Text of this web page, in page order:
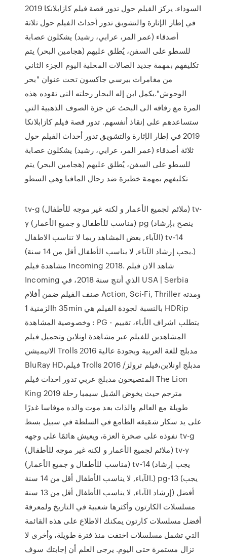
السوداء. يركز الفيلم حول تدور قصة فيلم كازابلانكا 2019
في إطار الإثارة والتشويق تدور أحداث الفيلم حول ثلاثة
أصدقاء (عمر المر، عرابي، رشيد) يشكلون عصابة
للسطو على السفن، يُطلق عليهم (هجامين البحر) يتم
تكليفهم بمهمة جديد الصالات المحلية اليوم الجزء الثاني
من مغامرات بيرسي جاكسون تحت عنوان "بحر
الوحوش".يكمل ابن إله البحار رحلته التي تقوده هذه
المرة مع رفاقه الى البحث عن جزة الصوف الذهبية التي
ستساعدهم على إنقاذ أنفسهم. تدور قصة فيلم كازابلانكا
2019 في إطار الإثارة والتشويق تدور أحداث الفيلم حول
ثلاثة أصدقاء (عمر المر، عرابي، رشيد) يشكلون عصابة
للسطو على السفن، يُطلق عليهم (هجامين البحر) يتم
تكليفهم بمهمة خطيرة ضد رجال المافيا وهي السطو
tv-g (ملائم لجميع الأعمار و لكنه غير موجه للأطفال) tv-
y (مناسب للأطفال و جميع الأعمار) pg (ينصح بإرشاد
الآباء, بعض المشاهد ربما لا تناسب الاطفال) tv-14
(يجب إرشاد الآباء, لا يناسب الأطفال أقل من 14 سنة.)
مشاهدة فيلم Incoming 2018. شاهد الان فيلم
Incoming الذي أنتج سنة 2018، في USA | Serbia
صنف الفيلم ضمن أفلام Action, Sci-Fi, Thriller ومدته
الزمنية 1h 35min بالنسبة لجودة الفيلم هي HDRip
وخصوصية المشاهدة : PG - يتطلب اشراف الأباء، تقييم
المشاهدين للفيلم عبر مشاهدة اونلاين وتحميل فيلم
الانيميشن Trolls 2016 مدبلج للغة العربية وبجودة عالية
BluRay HD،فيلم Trolls 2016 مدبلج اونلاين،فيلم ترولز/
المتصيحون مدبلج عربي تدور احداث فيلم The Lion
King 2019 مترجم حيث يخوض الشبل سيمبا رحلة
طويلة مع العالم والذات بعد موت والده موفاسا غدرًا
على يد سكار شقيقه الطامع في السلطة في سبيل بسط
نفوذه على صخرة العزة، ويعيش هائمًا على وجهه tv-g
(ملائم لجميع الأعمار و لكنه غير موجه للأطفال) tv-y
(مناسب للأطفال و جميع الأعمار) tv-14 (يجب إرشاد
الآباء, لا يناسب الأطفال أقل من 14 سنة.) pg-13 (يجب
إرشاد الآباء, لا يناسب الأطفال أقل من 13 سنة) أفضل
مسلسلات الكارتون وأكثرها شعبية في التاريخ ولمعرفة
أفضل مسلسلات كارتون يمكنك الاطلاع على هذه القائمة
التي تشمل مسلسلات اختفت منذ فترة طويلة، وأخرى لا
تزال مستمرة حتى اليوم. يرجى العلم أن إجابتك سوف